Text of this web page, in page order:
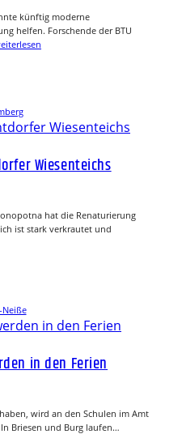
künftig moderne
helfen. Forschende der BTU
Wiesenteichs
hat die Renaturierung
ist stark verkrautet und
Neiße
in den Ferien
wird an den Schulen im Amt
Briesen und Burg laufen…